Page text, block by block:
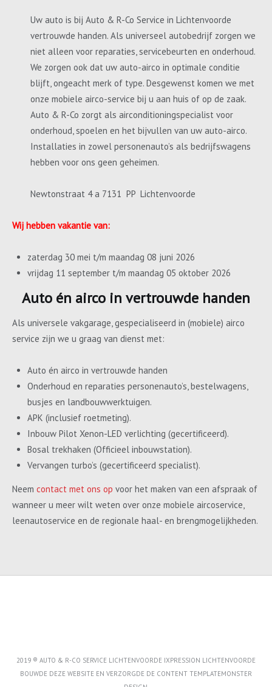
Uw auto is bij Auto & R-Co Service in Lichtenvoorde
vertrouwde handen. Als universeel autobedrijf zorgen we
niet alleen voor reparaties, servicebeurten en onderhoud.
We zorgen ook dat uw auto-airco in optimale conditie
blijft, ongeacht merk of type. Desgewenst komen we met
onze mobiele airco-service bij u aan huis of op de zaak.
Auto & R-Co zorgt als airconditioningspecialist voor
onderhoud, spoelen en het bijvullen van uw auto-airco.
Installaties in zowel personenauto’s als bedrijfswagens
hebben voor ons geen geheimen.
Newtonstraat 4 a 7131 PP Lichtenvoorde
Wij hebben vakantie van:
zaterdag 30 mei t/m maandag 08 juni 2026
vrijdag 11 september t/m maandag 05 oktober 2026
Auto én airco in vertrouwde handen
Als universele vakgarage, gespecialiseerd in (mobiele) airco
service zijn we u graag van dienst met:
Auto én airco in vertrouwde handen
Onderhoud en reparaties personenauto’s, bestelwagens,
busjes en landbouwwerktuigen.
APK (inclusief roetmeting).
Inbouw Pilot Xenon-LED verlichting (gecertificeerd).
Bosal trekhaken (Officieel inbouwstation).
Vervangen turbo’s (gecertificeerd specialist).
Neem contact met ons op voor het maken van een afspraak of
wanneer u meer wilt weten over onze mobiele aircoservice,
leenautoservice en de regionale haal- en brengmogelijkheden.
2019 ® AUTO & R-CO SERVICE LICHTENVOORDE IXPRESSION LICHTENVOORDE
BOUWDE DEZE WEBSITE EN VERZORGDE DE CONTENT TEMPLATEMONSTER